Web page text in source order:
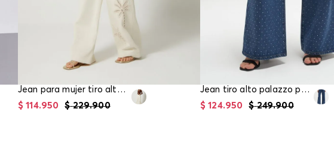
Jean para mujer tiro alto palazzo
$ 229.900
$ 114.950
Jean tiro alto palazzo para mujer
$ 249.900
$ 124.950